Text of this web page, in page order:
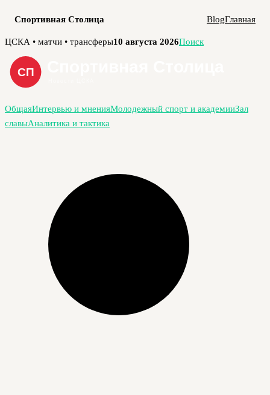
Спортивная Столица BlogГлавная
Перейти
содержимому
ЦСКА • матчи • трансферы10 августа 2026Поиск
ОбщаяИнтервью и мненияМолодежный спорт и академииЗал
славыАналитика и тактика